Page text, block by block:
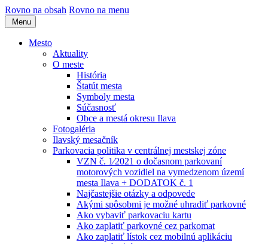
Rovno na obsah Rovno na menu
Menu
Mesto
Aktuality
O meste
História
Štatút mesta
Symboly mesta
Súčasnosť
Obce a mestá okresu Ilava
Fotogaléria
Ilavský mesačník
Parkovacia politika v centrálnej mestskej zóne
VZN č. 1⁄2021 o dočasnom parkovaní
motorových vozidiel na vymedzenom území
mesta Ilava + DODATOK č. 1
Najčastejšie otázky a odpovede
Akými spôsobmi je možné uhradiť parkovné
Ako vybaviť parkovaciu kartu
Ako zaplatiť parkovné cez parkomat
Ako zaplatiť lístok cez mobilnú aplikáciu